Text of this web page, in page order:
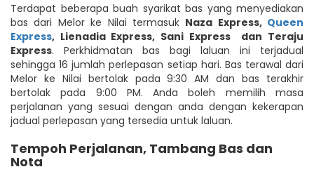
Terdapat beberapa buah syarikat bas yang menyediakan
bas dari Melor ke Nilai termasuk Naza Express, Queen
Express, Lienadia Express, Sani Express
dan Teraju
Express. Perkhidmatan bas bagi laluan ini terjadual
sehingga 16 jumlah perlepasan setiap hari. Bas terawal dari
Melor ke Nilai bertolak pada 9:30 AM dan bas terakhir
bertolak pada 9:00 PM. Anda boleh memilih masa
perjalanan yang sesuai dengan anda dengan kekerapan
jadual perlepasan yang tersedia untuk laluan.
Tempoh Perjalanan, Tambang Bas dan
Nota